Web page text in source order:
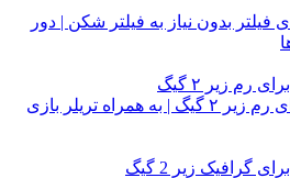
بدون نیاز به فیلتر شکن | دور
۱۰ بازی پیشنهادی برای رم زیر ۲ گیگ | به همراه تریلر بازی